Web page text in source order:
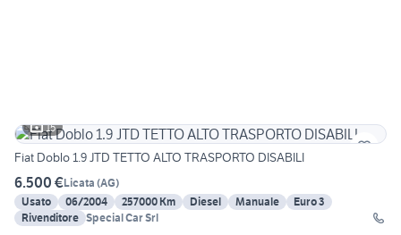
15
Fiat Doblo 1.9 JTD TETTO ALTO TRASPORTO DISABILI
6.500 €Licata (AG)
Usato
06/2004 257000 Km Diesel Manuale
Euro 3
Rivenditore Special Car Srl